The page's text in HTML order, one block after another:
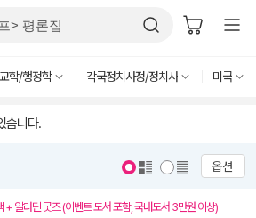
학/행정학 각국정치사정/정치사 미국
습니다.
옵션
+ 알라딘 굿즈 (이벤트 도서 포함, 국내도서 3만원 이상)